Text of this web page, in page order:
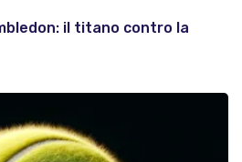
il titano contro la